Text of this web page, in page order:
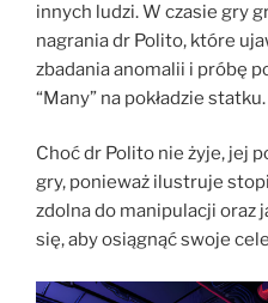
innych ludzi. W czasie gry
nagrania dr Polito, które
zbadania anomalii i próbę
“Many” na pokładzie statku.
Choć dr Polito nie żyje, jej
gry, ponieważ ilustruje
zdolna do manipulacji oraz
się, aby osiągnąć swoje